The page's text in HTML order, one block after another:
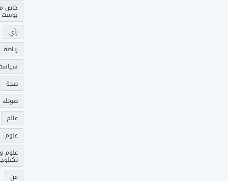
خاص
بوست
رأي
رياضة
صحة
عالم
علوم
علوم و
فن